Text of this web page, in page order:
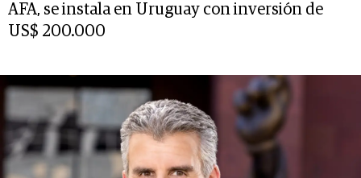
AFA, se instala en Uruguay con inversión de
US$ 200.000